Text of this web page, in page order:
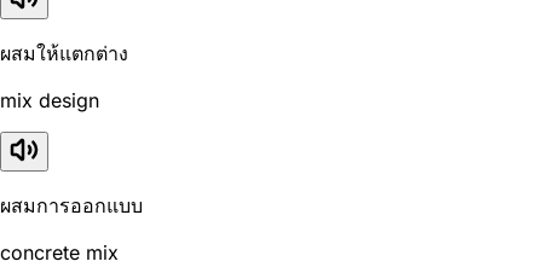
ผสมให้แตกต่าง
mix design
ผสมการออกแบบ
concrete mix